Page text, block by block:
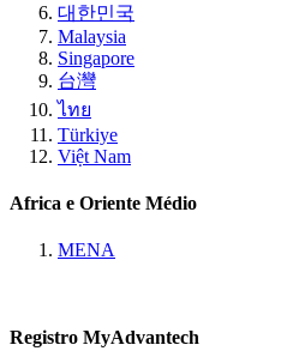
대한민국
Malaysia
Singapore
台灣
ไทย
Türkiye
Việt Nam
Africa e Oriente Médio
MENA
Registro MyAdvantech